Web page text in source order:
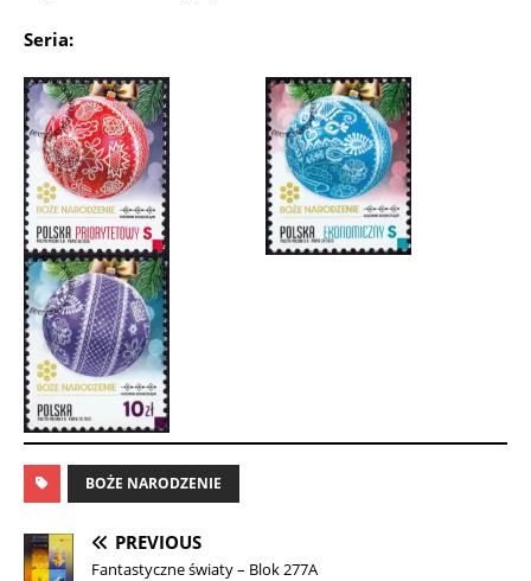
Seria:
BOŻE NARODZENIE
PREVIOUS
Fantastyczne światy – Blok 277A